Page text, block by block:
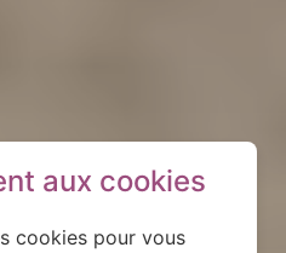
aux cookies
cookies pour vous